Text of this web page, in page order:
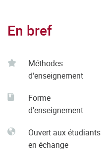
En bref
Méthodes
d'enseignement
Forme
d'enseignement
Ouvert aux étudiants
en échange